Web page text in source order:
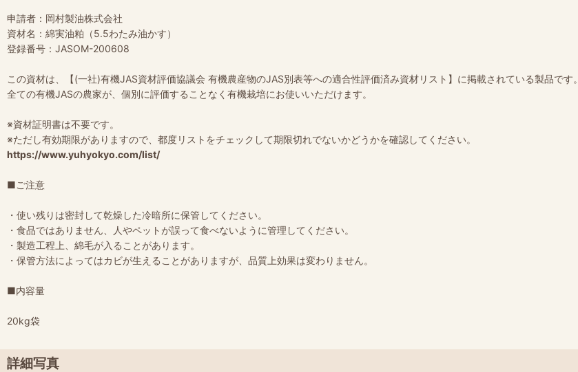
申請者：岡村製油株式会社
資材名：綿実油粕（5.5わたみ油かす）
登録番号：JASOM-200608
この資材は、【(一社)有機JAS資材評価協議会 有機農産物のJAS別表等への適合性評価済み資材リスト】に掲載されている製品です。
全ての有機JASの農家が、個別に評価することなく有機栽培にお使いいただけます。
※資材証明書は不要です。
※ただし有効期限がありますので、都度リストをチェックして期限切れでないかどうかを確認してください。
https://www.yuhyokyo.com/list/
■ご注意
・使い残りは密封して乾燥した冷暗所に保管してください。
・食品ではありません、人やペットが誤って食べないように管理してください。
・製造工程上、綿毛が入ることがあります。
・保管方法によってはカビが生えることがありますが、品質上効果は変わりません。
■内容量
20kg袋
詳細写真